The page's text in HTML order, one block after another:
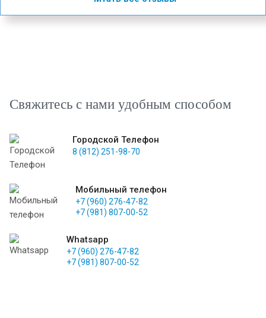
Свяжитесь с нами удобным способом
Городской Телефон
8 (812) 251-98-70
Мобильный телефон
+7 (960) 276-47-82
+7 (981) 807-00-52
Whatsapp
+7 (960) 276-47-82
+7 (981) 807-00-52